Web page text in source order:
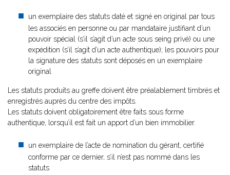
un exemplaire des statuts daté et signé en original par tous
les associés en personne ou par mandataire justifiant d’un
pouvoir spécial (s’il s’agit d’un acte sous seing privé) ou une
expédition (s’il s’agit d’un acte authentique); les pouvoirs pour
la signature des statuts sont déposés en un exemplaire
original
Les statuts produits au greffe doivent être préalablement timbrés et
enregistrés auprès du centre des impôts.
Les statuts doivent obligatoirement être faits sous forme
authentique, lorsqu’il est fait un apport d’un bien immobilier.
un exemplaire de l’acte de nomination du gérant, certifié
conforme par ce dernier, s’il n’est pas nommé dans les
statuts